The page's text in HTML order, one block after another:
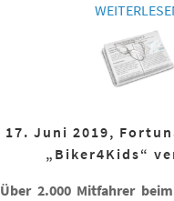
17. Juni 2019,
„Biker4Kids“
Über 2.000 Mitfahrer